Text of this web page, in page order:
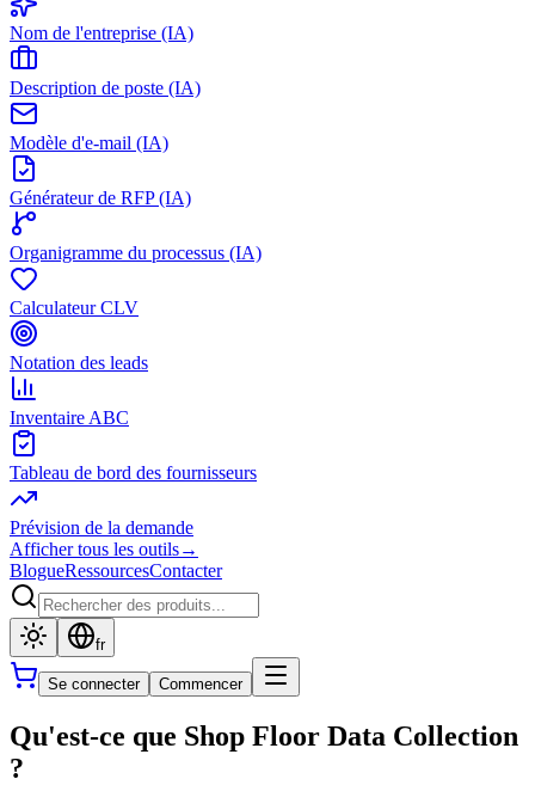
Nom de l'entreprise (IA)
Description de poste (IA)
Modèle d'e-mail (IA)
Générateur de RFP (IA)
Organigramme du processus (IA)
Calculateur CLV
Notation des leads
Inventaire ABC
Tableau de bord des fournisseurs
Prévision de la demande
Afficher tous les outils→
BlogueRessourcesContacter
fr
Se connecter Commencer
Qu'est-ce que Shop Floor Data Collection
?